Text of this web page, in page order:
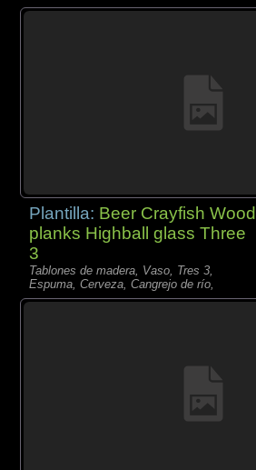
Plantilla: Beer Crayfish Wood
planks Highball glass Three
3
Tablones de madera, Vaso, Tres 3,
Espuma, Cerveza, Cangrejo de río,